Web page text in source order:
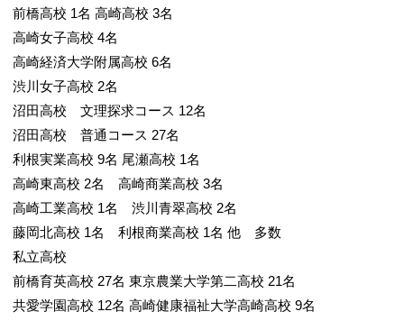
前橋高校 1名 高崎高校 3名
高崎女子高校 4名
高崎経済大学附属高校 6名
渋川女子高校 2名
沼田高校 文理探求コース 12名
沼田高校 普通コース 27名
利根実業高校 9名 尾瀬高校 1名
高崎東高校 2名 高崎商業高校 3名
高崎工業高校 1名 渋川青翠高校 2名
藤岡北高校 1名 利根商業高校 1名 他 多数
私立高校
前橋育英高校 27名 東京農業大学第二高校 21名
共愛学園高校 12名 高崎健康福祉大学高崎高校 9名